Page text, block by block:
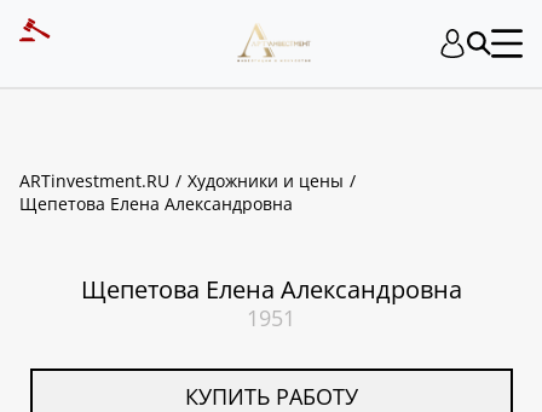
ARTinvestment.RU
Художники и цены
Щепетова Елена Александровна
Щепетова Елена Александровна
1951
КУПИТЬ РАБОТУ